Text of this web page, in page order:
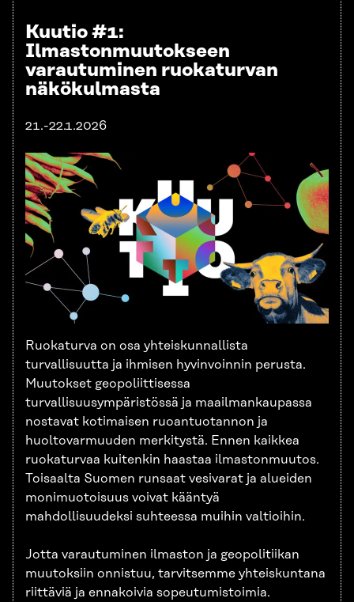
Kuutio #1:
Ilmastonmuutokseen
varautuminen ruokaturvan
näkökulmasta
21.-22.1.2026
Ruokaturva on osa yhteiskunnallista
turvallisuutta ja ihmisen hyvinvoinnin perusta.
Muutokset geopoliittisessa
turvallisuusympäristössä ja maailmankaupassa
nostavat kotimaisen ruoantuotannon ja
huoltovarmuuden merkitystä. Ennen kaikkea
ruokaturvaa kuitenkin haastaa ilmastonmuutos.
Toisaalta Suomen runsaat vesivarat ja alueiden
monimuotoisuus voivat kääntyä
mahdollisuudeksi suhteessa muihin valtioihin.
Jotta varautuminen ilmaston ja geopolitiikan
muutoksiin onnistuu, tarvitsemme yhteiskuntana
riittäviä ja ennakoivia sopeutumistoimia.